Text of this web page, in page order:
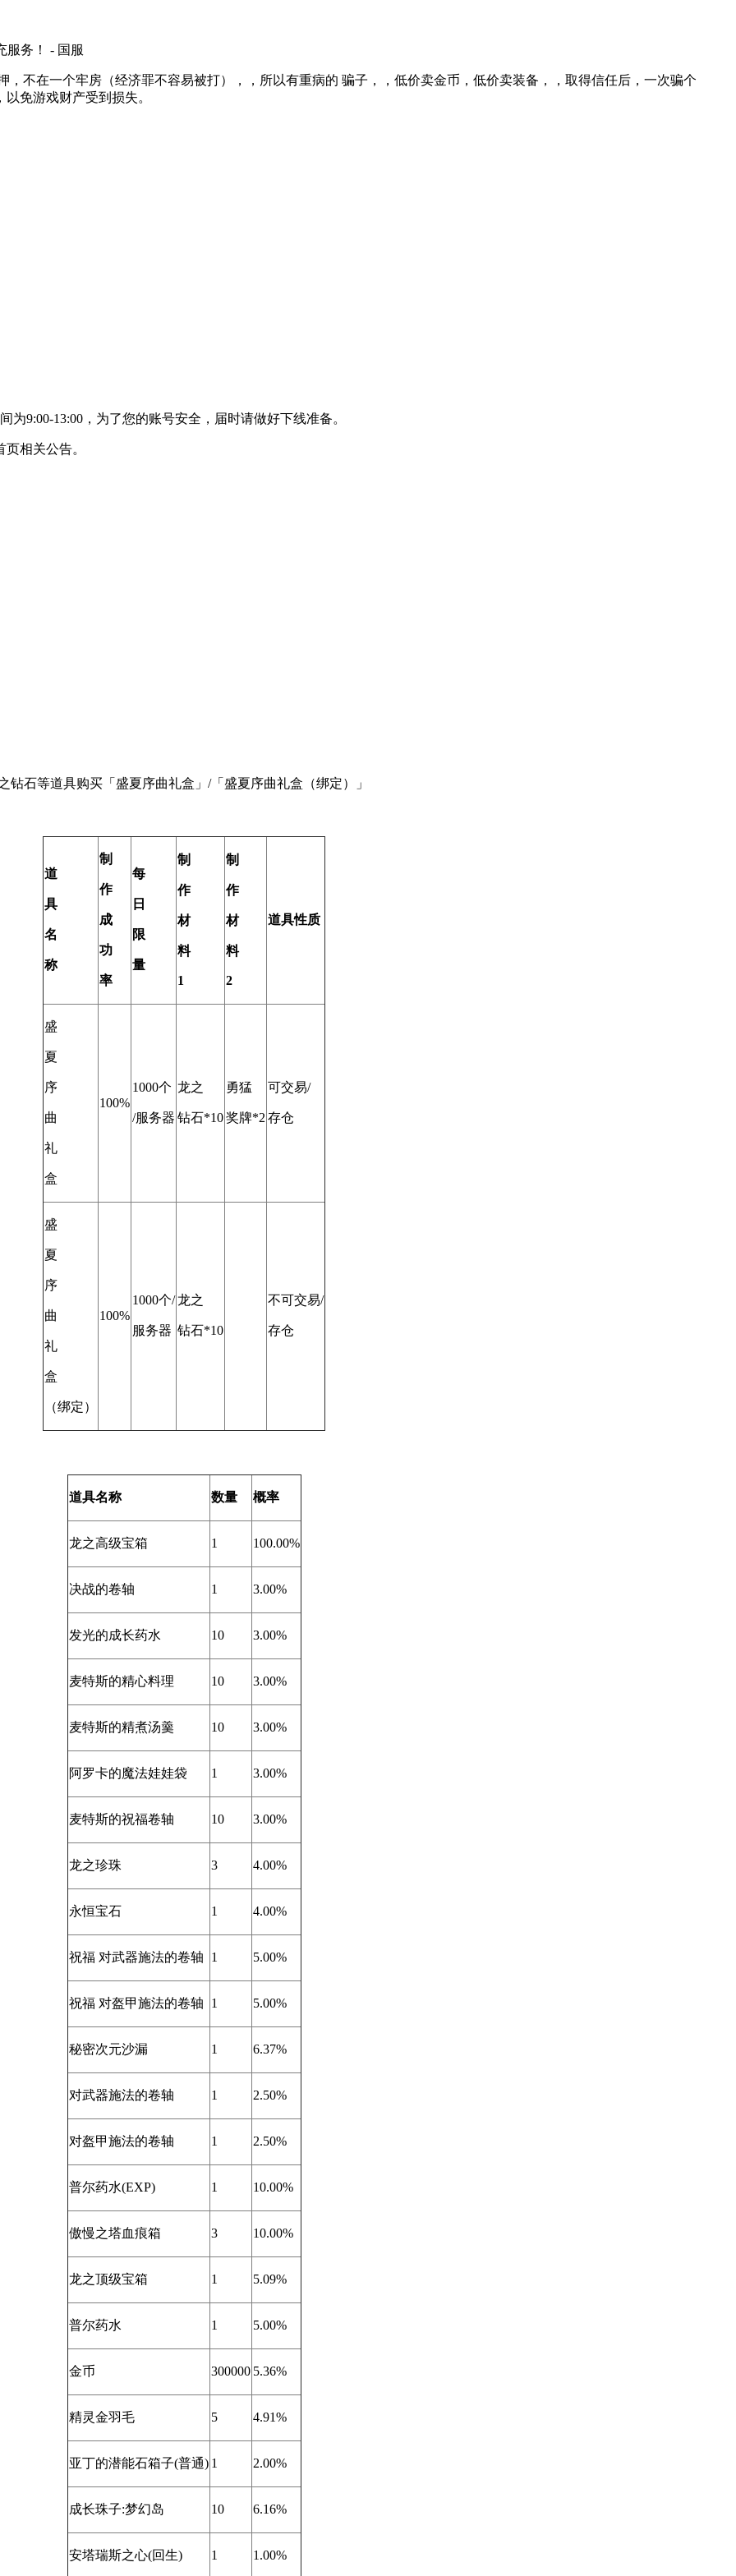
服务！ - 国服
不在一个牢房（经济罪不容易被打），，所以有重病的 骗子，，低价卖金币，低价卖装备，，取得信任后，一次骗个
免游戏财产受到损失。
9:00-13:00，为了您的账号安全，届时请做好下线准备。
相关公告。
钻石等道具购买「盛夏序曲礼盒」/「盛夏序曲礼盒（绑定）」
道
具
名
称
制
作
成
功
率
每
日
限
量
制
作
材
料
1
制
作
材
料
2
道具性质
盛
夏
序
曲
礼
盒
100%
1000个
/服务器
龙之
钻石*10
勇猛
奖牌*2
可交易/
存仓
盛
夏
序
曲
礼
盒
（绑定）
100%
1000个/
服务器
龙之
钻石*10
不可交易/
存仓
道具名称 数量 概率
龙之高级宝箱 1 100.00%
决战的卷轴 1 3.00%
发光的成长药水 10 3.00%
麦特斯的精心料理 10 3.00%
麦特斯的精煮汤羹 10 3.00%
阿罗卡的魔法娃娃袋 1 3.00%
麦特斯的祝福卷轴 10 3.00%
龙之珍珠 3 4.00%
永恒宝石 1 4.00%
祝福 对武器施法的卷轴 1 5.00%
祝福 对盔甲施法的卷轴 1 5.00%
秘密次元沙漏 1 6.37%
对武器施法的卷轴 1 2.50%
对盔甲施法的卷轴 1 2.50%
普尔药水(EXP) 1 10.00%
傲慢之塔血痕箱 3 10.00%
龙之顶级宝箱 1 5.09%
普尔药水 1 5.00%
金币 300000 5.36%
精灵金羽毛 5 4.91%
亚丁的潜能石箱子(普通) 1 2.00%
成长珠子:梦幻岛 10 6.16%
安塔瑞斯之心(回生) 1 1.00%